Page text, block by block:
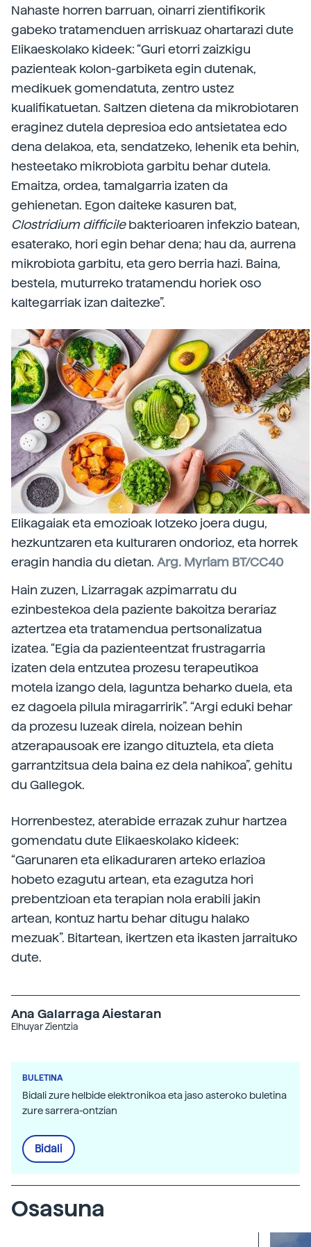
Nahaste horren barruan, oinarri zientifikorik
gabeko tratamenduen arriskuaz ohartarazi dute
Elikaeskolako kideek: “Guri etorri zaizkigu
pazienteak kolon-garbiketa egin dutenak,
medikuek gomendatuta, zentro ustez
kualifikatuetan. Saltzen dietena da mikrobiotaren
eraginez dutela depresioa edo antsietatea edo
dena delakoa, eta, sendatzeko, lehenik eta behin,
hesteetako mikrobiota garbitu behar dutela.
Emaitza, ordea, tamalgarria izaten da
gehienetan. Egon daiteke kasuren bat,
Clostridium difficilebakterioaren infekzio batean,
esaterako, hori egin behar dena; hau da, aurrena
mikrobiota garbitu, eta gero berria hazi. Baina,
bestela, muturreko tratamendu horiek oso
kaltegarriak izan daitezke”.
Elikagaiak eta emozioak lotzeko joera dugu,
hezkuntzaren eta kulturaren ondorioz, eta horrek
eragin handia du dietan. Arg. Myriam BT/CC40
Hain zuzen, Lizarragak azpimarratu du
ezinbestekoa dela paziente bakoitza berariaz
aztertzea eta tratamendua pertsonalizatua
izatea. “Egia da pazienteentzat frustragarria
izaten dela entzutea prozesu terapeutikoa
motela izango dela, laguntza beharko duela, eta
ez dagoela pilula miragarririk”. “Argi eduki behar
da prozesu luzeak direla, noizean behin
atzerapausoak ere izango dituztela, eta dieta
garrantzitsua dela baina ez dela nahikoa”, gehitu
du Gallegok.
Horrenbestez, aterabide errazak zuhur hartzea
gomendatu dute Elikaeskolako kideek:
“Garunaren eta elikaduraren arteko erlazioa
hobeto ezagutu artean, eta ezagutza hori
prebentzioan eta terapian nola erabili jakin
artean, kontuz hartu behar ditugu halako
mezuak”. Bitartean, ikertzen eta ikasten jarraituko
dute.
Ana Galarraga Aiestaran
Elhuyar Zientzia
BULETINA
Bidali zure helbide elektronikoa eta jaso asteroko buletina
zure sarrera-ontzian
Bidali
Osasuna